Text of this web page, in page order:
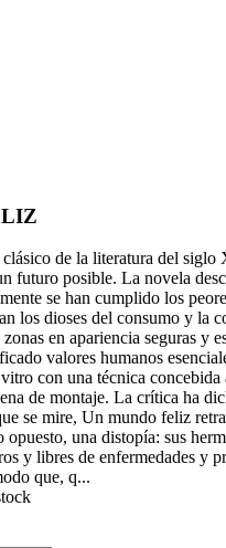
de la literatura del siglo
futuro posible. La novela
se han cumplido los
los dioses del consumo y la
en apariencia seguras y
valores humanos
con una técnica concebida
de montaje. La crítica ha
se mire, Un mundo feliz
opuesto, una distopía: sus
y libres de enfermedades y
que, q...